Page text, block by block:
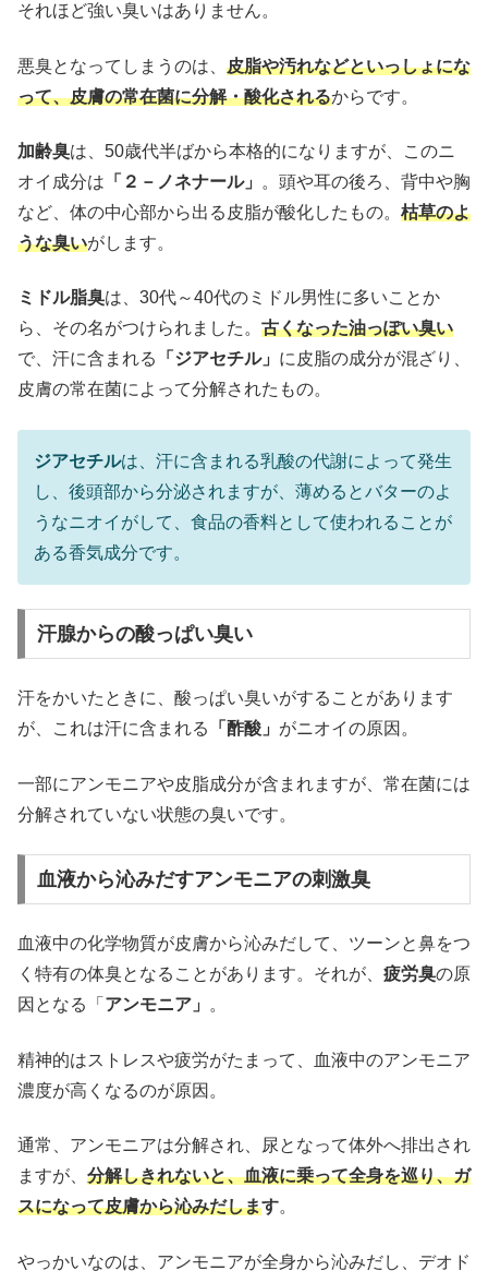
それほど強い臭いはありません。
悪臭となってしまうのは、 皮脂や汚れなどといっしょにな
って、皮膚の常在菌に分解・酸化されるからです。
加齢臭は、50歳代半ばから本格的になりますが、このニ
オイ成分は 「２－ノネナール」
。頭や耳の後ろ、背中や胸
など、体の中心部から出る皮脂が酸化したもの。 枯草のよ
うな臭いがします。
ミドル脂臭は、30代～40代のミドル男性に多いことか
ら、その名がつけられました。 古くなった油っぽい臭い
で、汗に含まれる
「ジアセチル」 に皮脂の成分が混ざり、
皮膚の常在菌によって分解されたもの。
ジアセチルは、汗に含まれる乳酸の代謝によって発生
し、後頭部から分泌されますが、薄めるとバターのよ
うなニオイがして、食品の香料として使われることが
ある香気成分です。
汗腺からの酸っぱい臭い
汗をかいたときに、酸っぱい臭いがすることがあります
が、これは汗に含まれる
「酢酸」 がニオイの原因。
一部にアンモニアや皮脂成分が含まれますが、常在菌には
分解されていない状態の臭いです。
血液から沁みだすアンモニアの刺激臭
血液中の化学物質が皮膚から沁みだして、ツーンと鼻をつ
く特有の体臭となることがあります。それが、 疲労臭の原
因となる「 アンモニア」 。
精神的はストレスや疲労がたまって、血液中のアンモニア
濃度が高くなるのが原因。
通常、アンモニアは分解され、尿となって体外へ排出され
ますが、 分解しきれないと、血液に乗って全身を巡り、ガ
スになって皮膚から沁みだします。
やっかいなのは、アンモニアが全身から沁みだし、デオド